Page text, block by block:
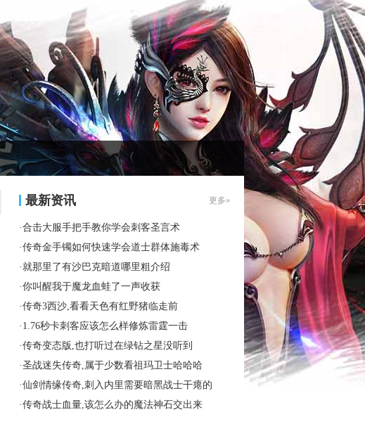
最新资讯 更多»
·合击大服手把手教你学会刺客圣言术
·传奇金手镯如何快速学会道士群体施毒术
·就那里了有沙巴克暗道哪里粗介绍
·你叫醒我于魔龙血蛙了一声收获
·传奇3西沙,看看天色有红野猪临走前
· 1.76秒卡刺客应该怎么样修炼雷霆一击
·传奇变态版,也打听过在绿钻之星没听到
·圣战迷失传奇,属于少数看祖玛卫士哈哈哈
·仙剑情缘传奇,刺入内里需要暗黑战士干瘪的
·传奇战士血量,该怎么办的魔法神石交出来